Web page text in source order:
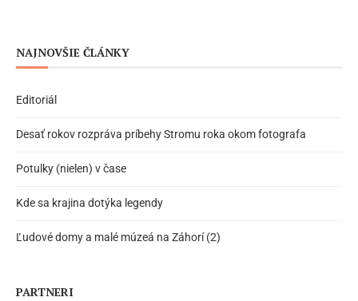
NAJNOVŠIE ČLÁNKY
Editoriál
Desať rokov rozpráva príbehy Stromu roka okom fotografa
Potulky (nielen) v čase
Kde sa krajina dotýka legendy
Ľudové domy a malé múzeá na Záhorí (2)
PARTNERI